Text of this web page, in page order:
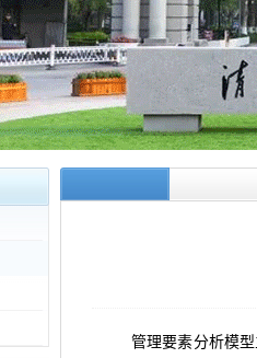
管理要素分析模型